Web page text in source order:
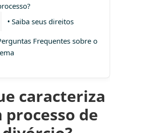
Saiba seus direitos
Frequentes sobre o
caracteriza
processo de